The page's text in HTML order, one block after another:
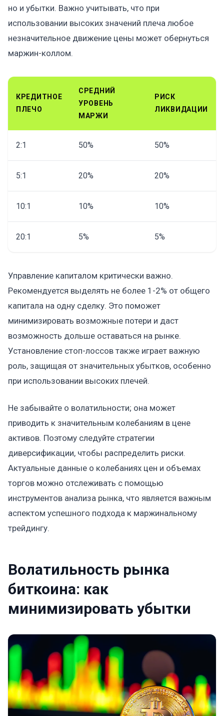
но и убытки. Важно учитывать, что при
использовании высоких значений плеча любое
незначительное движение цены может обернуться
маржин-коллом.
КРЕДИТНОЕ
ПЛЕЧО
СРЕДНИЙ
УРОВЕНЬ
МАРЖИ
РИСК
ЛИКВИДАЦИИ
2:1 50% 50%
5:1 20% 20%
10:1 10% 10%
20:1 5% 5%
Управление капиталом критически важно.
Рекомендуется выделять не более 1-2% от общего
капитала на одну сделку. Это поможет
минимизировать возможные потери и даст
возможность дольше оставаться на рынке.
Установление стоп-лоссов также играет важную
роль, защищая от значительных убытков, особенно
при использовании высоких плечей.
Не забывайте о волатильности; она может
приводить к значительным колебаниям в цене
активов. Поэтому следуйте стратегии
диверсификации, чтобы распределить риски.
Актуальные данные о колебаниях цен и объемах
торгов можно отслеживать с помощью
инструментов анализа рынка, что является важным
аспектом успешного подхода к маржинальному
трейдингу.
Волатильность рынка
биткоина: как
минимизировать убытки